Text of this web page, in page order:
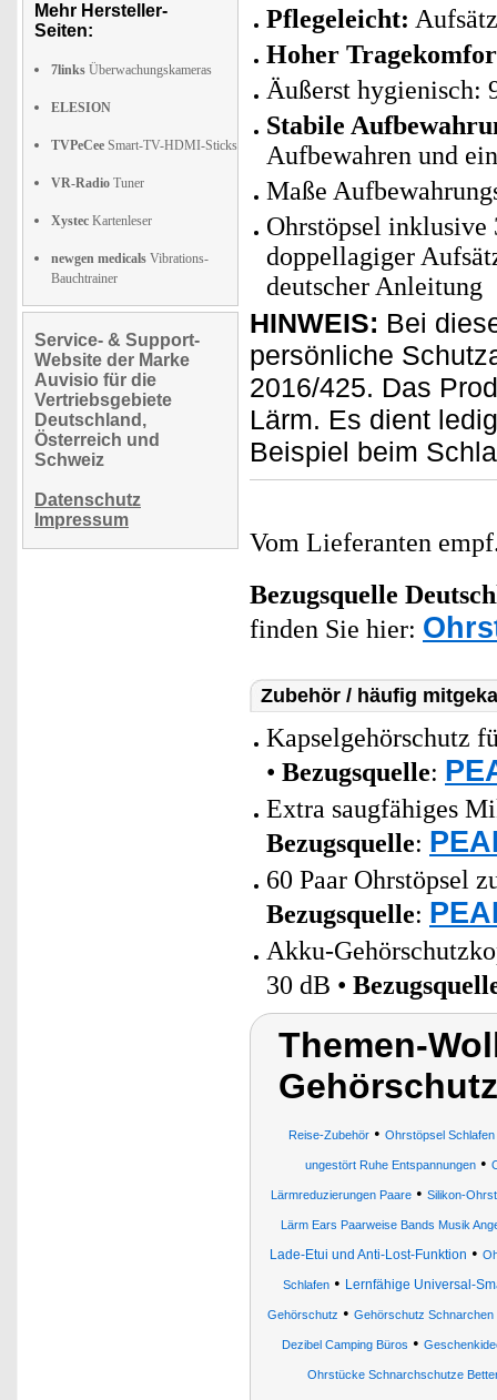
Mehr Hersteller-
Seiten:
7links Überwachungskameras
ELESION
TVPeCee Smart-TV-HDMI-Sticks
VR-Radio Tuner
Xystec Kartenleser
newgen medicals Vibrations-
Bauchtrainer
Service- & Support-
Website der Marke
Auvisio für die
Vertriebsgebiete
Deutschland,
Österreich und
Schweiz
Datenschutz
Impressum
Pflegeleicht:
Hoher
Äußerst hygienisch:
Stabile
Aufbewahren und
Maße
Ohrstöpsel inklusive
doppellagiger
deutscher Anleitung
HINWEIS: Bei
persönliche
2016/425. Das
Lärm. Es dient
Beispiel beim
Vom Lieferanten
Bezugsquelle
finden Sie hier:
Zubehör / häufig
Kapselgehörschutz
• Bezugsquelle:
Extra saugfähiges
Bezugsquelle:
60 Paar Ohrstöpsel
Bezugsquelle:
Akku-
30 dB •
Themen-
Reise-Zubehör• Ohrstöpsel Schlafen
ungestört Ruhe Entspannungen•
Lärmreduzierungen Paare • Silikon-
Lärm Ears Paarweise Bands Musik
Lade-Etui und Anti-Lost-Funktion •
Schlafen • Lernfähige Universal-
Gehörschutz • Gehörschutz Schnarchen
Dezibel Camping Büros •
Ohrstücke Schnarchschutze